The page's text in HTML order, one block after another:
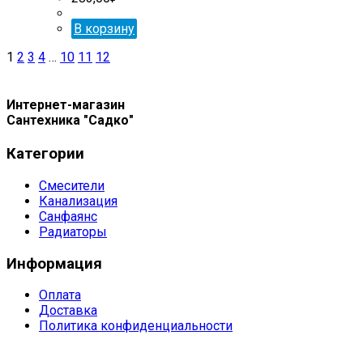
В корзину
1 2 3 4 … 10 11 12
Интернет-магазин
Сантехника "Садко"
Категории
Смесители
Канализация
Санфаянс
Радиаторы
Информация
Оплата
Доставка
Политика конфиденциальности